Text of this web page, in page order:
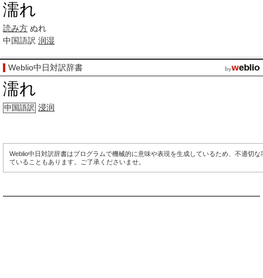
濡れ
読み方 ぬれ
中国語訳 润湿
Weblio中日対訳辞書
濡れ
中国語訳 浸润
Weblio中日対訳辞書はプログラムで機械的に意味や表現を生成しているため、不適切な
ていることもあります。ご了承くださいませ。